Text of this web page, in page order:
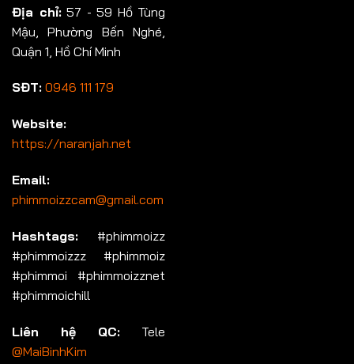
Địa chỉ:57 - 59 Hồ Tùng
Mậu, Phường Bến Nghé,
Quận 1, Hồ Chí Minh
SĐT: 0946 111 179
Website:
https://naranjah.net
Email:
phimmoizzcam@gmail.com
Hashtags: #phimmoizz
#phimmoizzz #phimmoiz
#phimmoi #phimmoizznet
#phimmoichill
Liên hệ QC: Tele
@MaiBinhKim